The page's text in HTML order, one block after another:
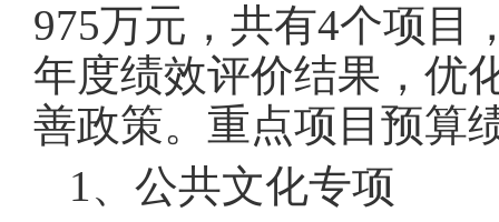
975万元，共有4个项目
年度绩效评价结果，优
善政策。重点项目预算
1、公共文化专项